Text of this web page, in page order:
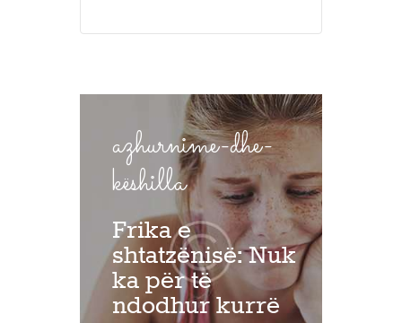
azhurnime-dhe-
këshilla
Frika e
shtatzënisë: Nuk
ka për të
ndodhur kurrë